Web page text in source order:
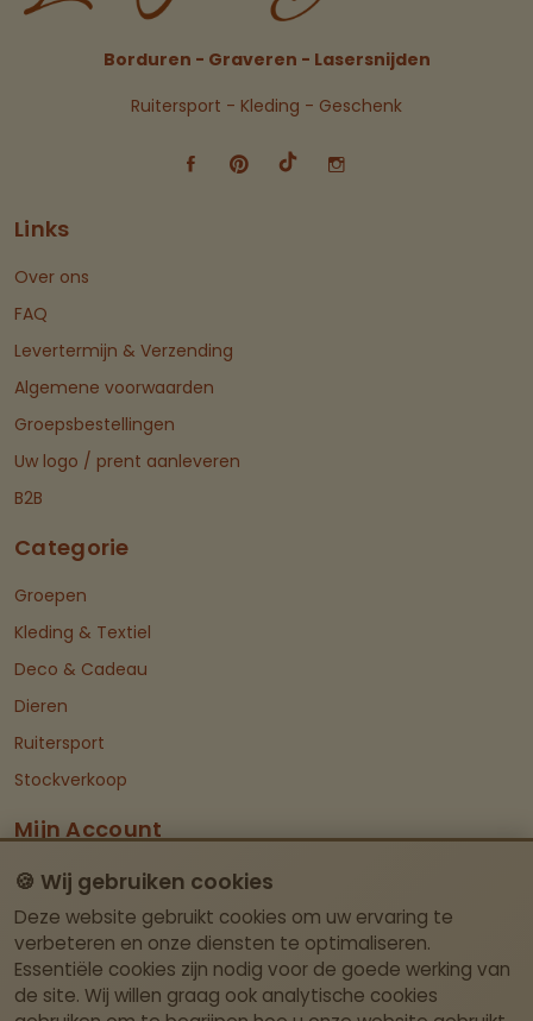
Borduren - Graveren - Lasersnijden
Ruitersport - Kleding - Geschenk
Links
Over ons
FAQ
Levertermijn & Verzending
Algemene voorwaarden
Groepsbestellingen
Uw logo / prent aanleveren
B2B
Categorie
Groepen
Kleding & Textiel
Deco & Cadeau
Dieren
Ruitersport
Stockverkoop
Mijn Account
Dashboard
Contact Info
Itegemseweg 81, BE-2222 Wiekevorst (Heist-
op-den-Berg)
🍪 Wij gebruiken cookies
Deze website gebruikt cookies om uw ervaring te
verbeteren en onze diensten te optimaliseren.
Essentiële cookies zijn nodig voor de goede werking van
de site. Wij willen graag ook analytische cookies